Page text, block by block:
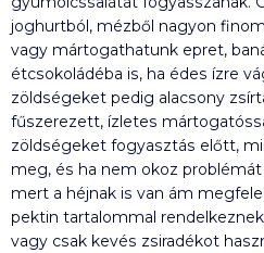
joghurtból, mézből nagyon
vagy mártogathatunk epret,
étcsokoládéba is, ha édes ízre
zöldségeket pedig alacsony
fűszerezett, ízletes
zöldségeket fogyasztás előtt,
meg, és ha nem okoz
mert a héjnak is van ám
pektin tartalommal
vagy csak kevés zsiradékot